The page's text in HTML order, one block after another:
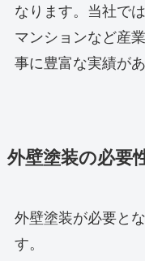
なります。当社で
マンションなど産
事に豊富な実績があ
外壁塗装の必要
外壁塗装が必要と
す。